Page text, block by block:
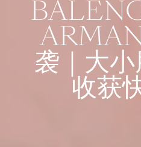
袭｜大
收获